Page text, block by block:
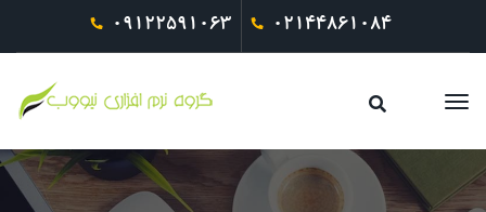
09122591063 02144861084